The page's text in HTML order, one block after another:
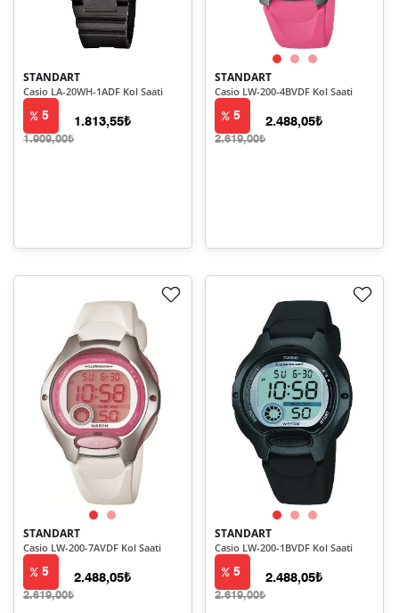
STANDART
Casio LA-20WH-1ADF Kol Saati
5
1.909,00₺
1.813,55₺
STANDART
Casio LW-200-4BVDF Kol Saati
5
2.619,00₺
2.488,05₺
STANDART
Casio LW-200-7AVDF Kol Saati
5
2.619,00₺
2.488,05₺
STANDART
Casio LW-200-1BVDF Kol Saati
5
2.619,00₺
2.488,05₺